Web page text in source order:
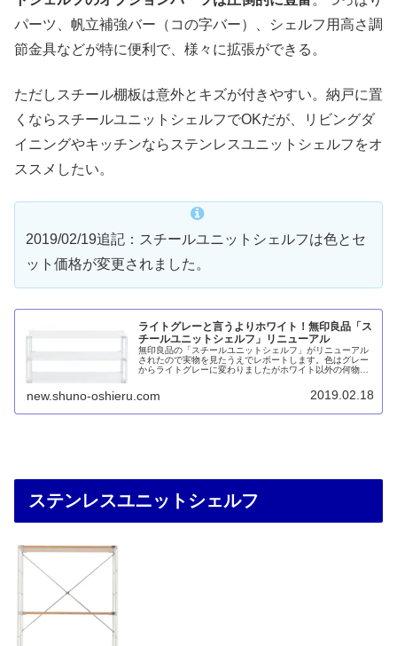
パーツ、帆立補強バー（コの字バー）、シェルフ用高さ調
節金具などが特に便利で、様々に拡張ができる。
ただしスチール棚板は意外とキズが付きやすい。納戸に置
くならスチールユニットシェルフでOKだが、リビングダ
イニングやキッチンならステンレスユニットシェルフをオ
ススメしたい。
2019/02/19追記：スチールユニットシェルフは色とセ
ット価格が変更されました。
ライトグレーと言うよりホワイト！無印良品「ス
チールユニットシェルフ」リニューアル
無印良品の「スチールユニットシェルフ」がリニューアル
されたので実物を見たうえでレポートします。色はグレー
からライトグレーに変わりましたがホワイト以外の何物で
したが、追加棚や帆立などのパーツは据え置きです。まだ
ほとんどのオプションパーツがグレーのままなので、これ
new.shuno-oshieru.com 2019.02.18
ステンレスユニットシェルフ